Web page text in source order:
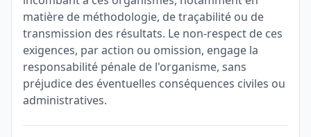
matière de méthodologie, de traçabilité ou de
transmission des résultats. Le non-respect de ces
exigences, par action ou omission, engage la
responsabilité pénale de l'organisme, sans
préjudice des éventuelles conséquences civiles ou
administratives.